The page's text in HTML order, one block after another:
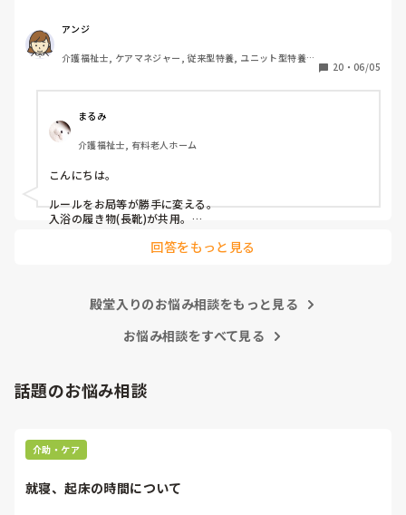
たた、あくまで手紙(質問書)のなかのことで、私としては、
たとえ気に入らない職員がいたとしてもみんなの目に見える
行為なので、他の職員もいい思いをしないと思うので、特定
としてまかり通るのでしょうか?
私は
連帯責任が強すぎる職場
働かない人のカバーが当たり前の職場
休みの日まで出勤がある職場
家でやってきてと平気で仕事を渡される職場
アンジ
介護福祉士, ケアマネジャー, 従来型特養, ユニット型特養,
20 ・ 06/05
まるみ
介護福祉士, 有料老人ホーム
こんにちは。
ルールをお局等が勝手に変える。
入浴の履き物(長靴)が共用。
回答をもっと見る
殿堂入りのお悩み相談をもっと見る
お悩み相談をすべて見る
話題のお悩み相談
介助・ケア
就寝、起床の時間について